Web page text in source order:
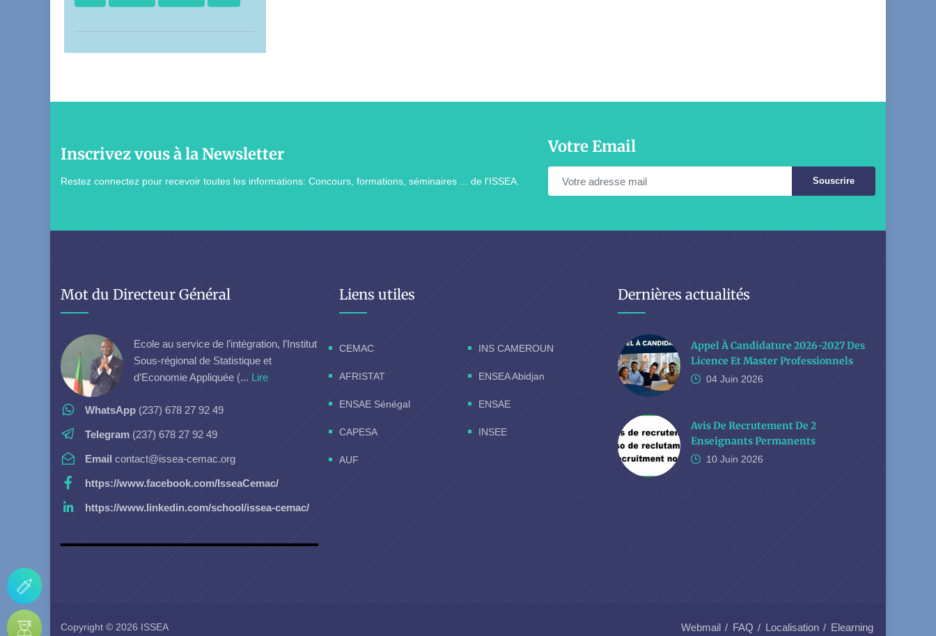
Inscrivez vous à la Newsletter
Restez connectez pour recevoir toutes les informations: Concours, formations, séminaires ... de l'ISSEA.
Votre Email
Souscrire
Mot du Directeur Général
Ecole au service de l’intégration, l’Institut
Sous-régional de Statistique et
d’Economie Appliquée (... Lire
WhatsApp (237) 678 27 92 49
Telegram (237) 678 27 92 49
Email contact@issea-cemac.org
https://www.facebook.com/IsseaCemac/
https://www.linkedin.com/school/issea-cemac/
Liens utiles
CEMAC INS CAMEROUN
AFRISTAT ENSEA Abidjan
ENSAE Sénégal ENSAE
CAPESA INSEE
AUF
Dernières actualités
Appel À Candidature 2026-2027 Des
Licence Et Master Professionnels
04 Juin 2026
Avis De Recrutement De 2
Enseignants Permanents
10 Juin 2026
Copyright © 2026 ISSEA Webmail FAQ Localisation Elearning